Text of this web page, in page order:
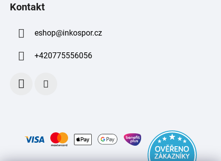
Kontakt
eshop@inkospor.cz
+420775556056